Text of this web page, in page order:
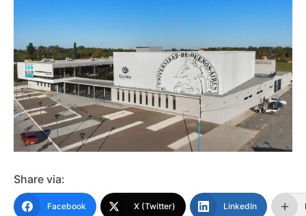
Share via:
Facebook X (Twitter) LinkedIn